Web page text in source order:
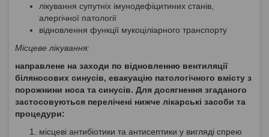
лікування супутніх імунодефіцитиних станів,
алергічної патології
відновлення функції мукоціліарного транспорту
Місцеве лікування:
направлене на заходи по відновленню вентиляції
біляносових синусів, евакуацію патологічного вмісту з
порожнини носа та синусів. Для досягнення згаданого
застосовуються перелічені нижче лікарські засоби та
процедури:
місцеві антибіотики та антисептики у вигляді спрею